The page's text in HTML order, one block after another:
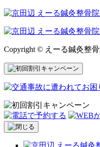
Copyright © えーる鍼灸整骨